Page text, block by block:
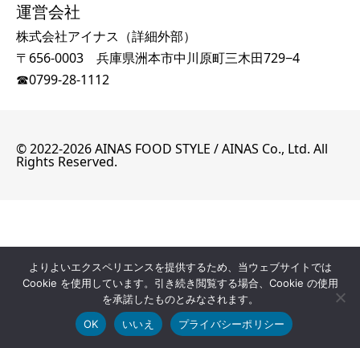
運営会社
株式会社アイナス（詳細外部）
〒656-0003 兵庫県洲本市中川原町三木田729−4
☎0799-28-1112
©2022-2026 AINAS FOOD STYLE / AINAS Co., Ltd. All
Rights Reserved.
よりよいエクスペリエンスを提供するため、当ウェブサイトでは
Cookie を使用しています。引き続き閲覧する場合、Cookie の使用
を承諾したものとみなされます。
OK
いいえ プライバシーポリシー